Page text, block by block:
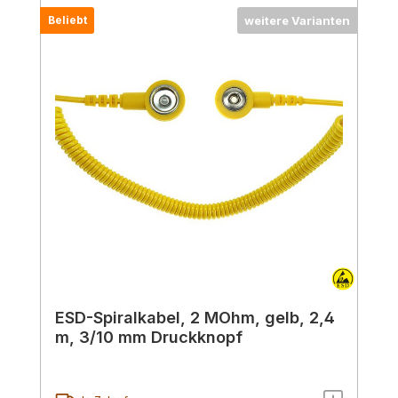
weitere Varianten
Beliebt
ESD-Spiralkabel, 2 MOhm, gelb, 2,4
m, 3/10 mm Druckknopf